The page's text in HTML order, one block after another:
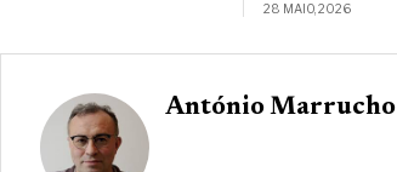
28 MAIO, 2026
António Marrucho